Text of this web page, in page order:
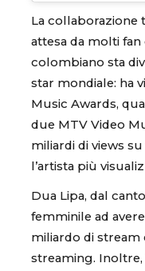
La collaborazione
attesa da molti
colombiano sta
star mondiale: ha
Music Awards,
due MTV Video
miliardi di views
l’artista più
Dua Lipa, dal
femminile ad
miliardo di stream
streaming.